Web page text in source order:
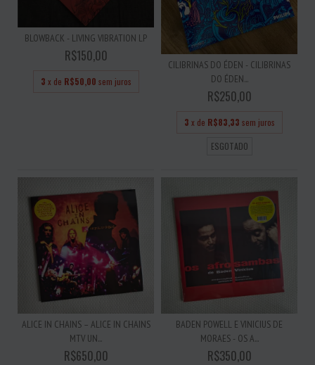
BLOWBACK - LIVING VIBRATION LP
R$150,00
3 x de R$50,00 sem juros
CILIBRINAS DO ÉDEN - CILIBRINAS
DO ÉDEN...
R$250,00
3 x de R$83,33 sem juros
ESGOTADO
ALICE IN CHAINS – ALICE IN CHAINS
MTV UN...
R$650,00
BADEN POWELL E VINICIUS DE
MORAES - OS A...
R$350,00